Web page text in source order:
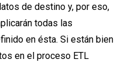
de destino y, por eso,
todas las
en ésta. Si están bien
en el proceso ETL